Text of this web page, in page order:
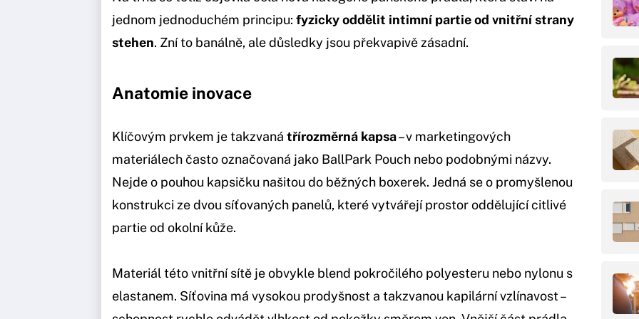
jednom jednoduchém principu: fyzicky oddělit intimní partie od vnitřní strany
stehen. Zní to banálně, ale důsledky jsou překvapivě zásadní.
Anatomie inovace
Klíčovým prvkem je takzvaná třírozměrná kapsa– v marketingových
materiálech často označovaná jako BallPark Pouch nebo podobnými názvy.
Nejde o pouhou kapsičku našitou do běžných boxerek. Jedná se o promyšlenou
konstrukci ze dvou síťovaných panelů, které vytvářejí prostor oddělující citlivé
partie od okolní kůže.
Materiál této vnitřní sítě je obvykle blend pokročilého polyesteru nebo nylonu s
elastanem. Síťovina má vysokou prodyšnost a takzvanou kapilární vzlínavost –